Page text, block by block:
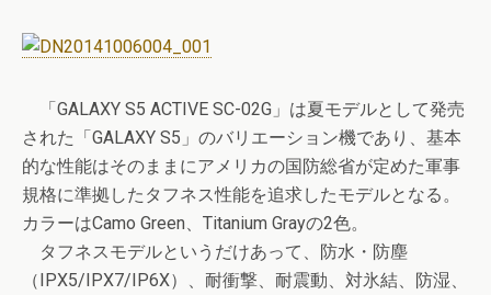
「GALAXY S5 ACTIVE SC-02G」は夏モデルとして発売
された「GALAXY S5」のバリエーション機であり、基本
的な性能はそのままにアメリカの国防総省が定めた軍事
規格に準拠したタフネス性能を追求したモデルとなる。
カラーはCamo Green、Titanium Grayの2色。
タフネスモデルというだけあって、防水・防塵
（IPX5/IPX7/IP6X）、耐衝撃、耐震動、対氷結、防湿、